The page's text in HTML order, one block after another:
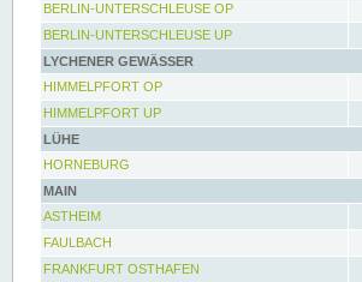
BERLIN-UNTERSCHLEUSE OP
BERLIN-UNTERSCHLEUSE UP
LYCHENER GEWÄSSER
HIMMELPFORT OP
HIMMELPFORT UP
LÜHE
HORNEBURG
MAIN
ASTHEIM
FAULBACH
FRANKFURT OSTHAFEN